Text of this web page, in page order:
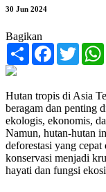
30 Jun 2024
Bagikan
Share Facebook
Hutan tropis di Asia
beragam dan penting
ekologis, ekonomis,
Namun, hutan-hutan
deforestasi yang
konservasi menjadi
hayati dan fungsi